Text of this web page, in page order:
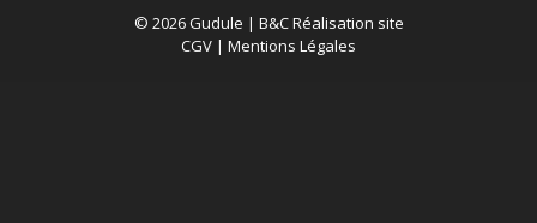
© 2026 Gudule | B&C Réalisation site
CGV | Mentions Légales